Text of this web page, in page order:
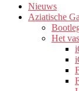
Nieuws
Aziatische
Het